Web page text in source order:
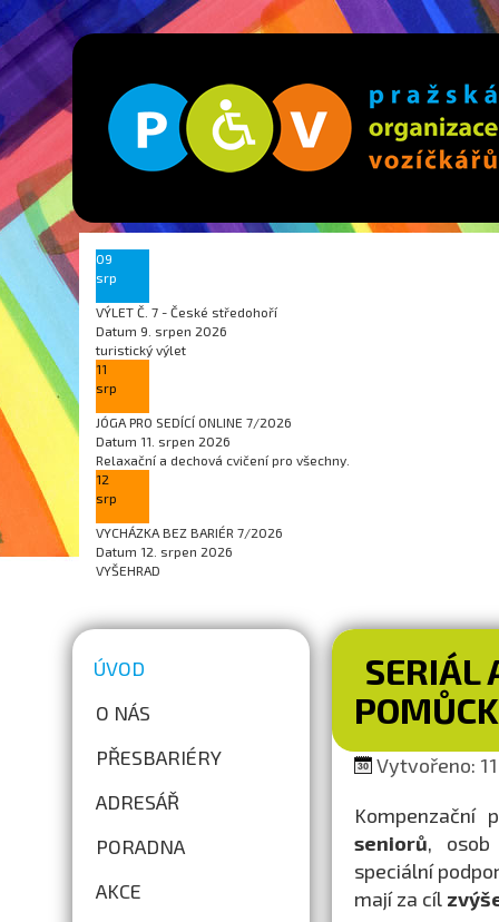
09
srp
VÝLET Č. 7 - České středohoří
Datum 9. srpen 2026
turistický výlet
11
srp
JÓGA PRO SEDÍCÍ ONLINE 7/2026
Datum 11. srpen 2026
Relaxační a dechová cvičení pro všechny.
12
srp
VYCHÁZKA BEZ BARIÉR 7/2026
Datum 12. srpen 2026
VYŠEHRAD
ÚVOD
O NÁS
PŘESBARIÉRY
ADRESÁŘ
PORADNA
AKCE
SERIÁL
Vytvořeno:
seniorů, osob
speciální
mají za cíl